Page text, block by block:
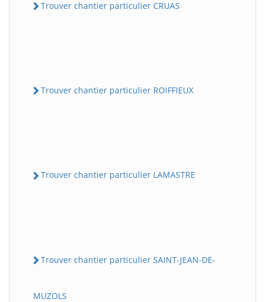
Trouver chantier particulier CRUAS
Trouver chantier particulier ROIFFIEUX
Trouver chantier particulier LAMASTRE
Trouver chantier particulier SAINT-JEAN-DE-
MUZOLS